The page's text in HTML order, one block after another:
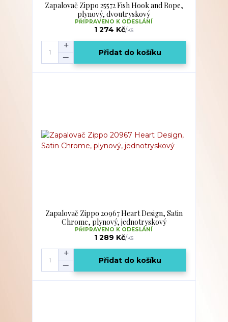
Zapalovač Zippo 25572 Fish Hook and Rope,
plynový, dvoutryskový
1 274 Kč/ks
PŘIPRAVENO K ODESLÁNÍ
Přidat do košíku
Zapalovač Zippo 20967 Heart Design, Satin
Chrome, plynový, jednotryskový
1 289 Kč/ks
PŘIPRAVENO K ODESLÁNÍ
Přidat do košíku